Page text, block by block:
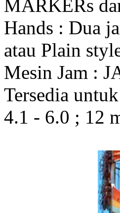
MARKERs
Hands : Dua
atau Plain
Mesin Jam :
Tersedia
4.1 - 6.0 ; 12